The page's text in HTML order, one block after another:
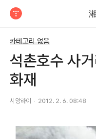
카테고리 없음
석촌호수 사
화재
시앙라이 2012. 2. 6. 08:48